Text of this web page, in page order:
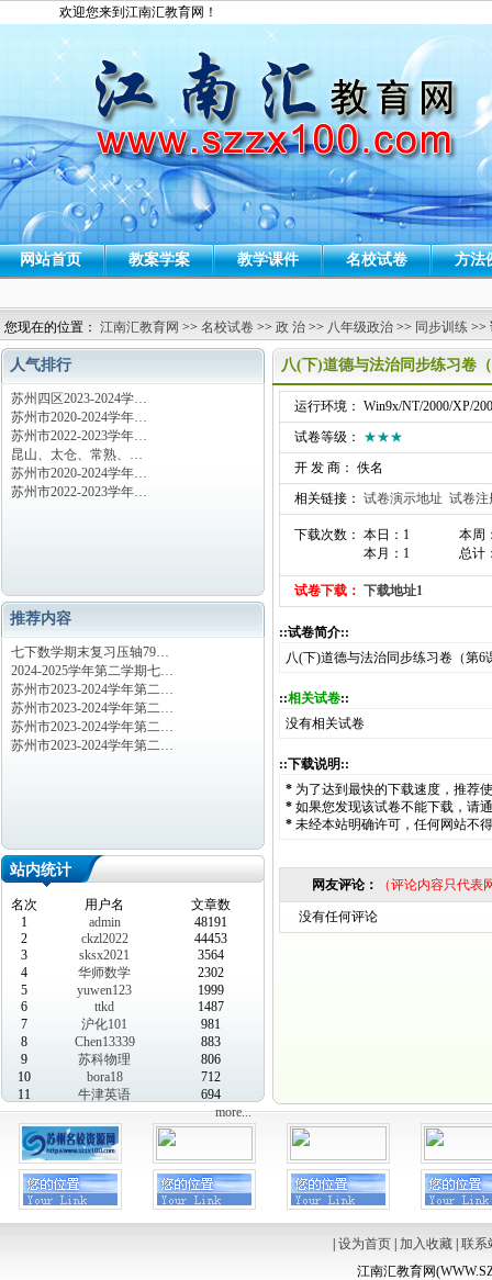
欢迎您来到江南汇教育网！
网站首页 教案学案 教学课件 名校试卷 方法
您现在的位置： 江南汇教育网 >> 名校试卷 >> 政 治 >> 八年级政治 >> 同步训练 >>
人气排行
苏州四区2023-2024学…
苏州市2020-2024学年…
苏州市2022-2023学年…
昆山、太仓、常熟、…
苏州市2020-2024学年…
苏州市2022-2023学年…
推荐内容
七下数学期末复习压轴79…
2024-2025学年第二学期七…
苏州市2023-2024学年第二…
苏州市2023-2024学年第二…
苏州市2023-2024学年第二…
苏州市2023-2024学年第二…
站内统计
名次 用户名
文章数
1
admin
48191
2
ckzl2022
44453
3
sksx2021
3564
4
华师数学
2302
5
yuwen123
1999
6
ttkd
1487
7
沪化101
981
8
Chen13339
883
9
苏科物理
806
10
bora18
712
11
牛津英语
694
more...
八(下)道德与法治同步练习卷
运行环境： Win9x/NT/2000/XP/
试卷等级： ★★★
开 发 商： 佚名
相关链接： 试卷演示地址 试卷注
下载次数： 本日：1
本月：1
本周
总计
试卷下载： 下载地址1
::试卷简介::
八(下)道德与法治同步练习卷（第6
::相关试卷::
没有相关试卷
::下载说明::
* 为了达到最快的下载速度，推荐
* 如果您发现该试卷不能下载，请
* 未经本站明确许可，任何网站不
网友评论： （评论内容只代
没有任何评论
设为首页| 加入收藏| 联系
江南汇教育网